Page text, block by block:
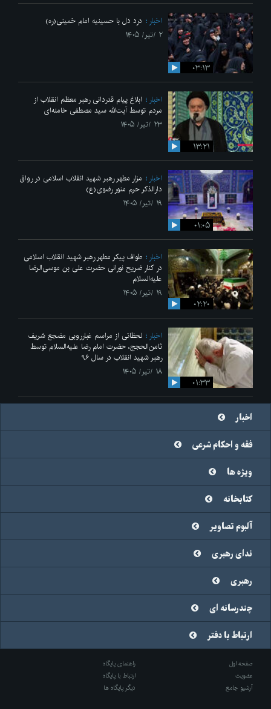
۰۳:۱۳
اخبار
درد دل با حسینیه امام خمینی(ره)
۲ /تیر/ ۱۴۰۵
۱۳:۲۱
اخبار
ابلاغ پیام قدردانی رهبر معظم انقلاب از
مردم توسط آیت‌الله سید مصطفی خامنه‌ای
۲۳ /تیر/ ۱۴۰۵
۰۱:۰۵
اخبار
مزار مطهر رهبر شهید انقلاب اسلامی در رواق
دارالذکر حرم منور رضوی(ع)
۱۹ /تیر/ ۱۴۰۵
۰۲:۲۰
اخبار
طواف پیکر مطهر رهبر شهید انقلاب اسلامی
در کنار ضریح نورانی حضرت علی‌ بن موسی‌الرضا
علیه‌السلام
۱۹ /تیر/ ۱۴۰۵
۰۱:۳۳
اخبار
لحظاتی از مراسم غبارروبی مضجع شریف
ثامن‌الحجج، حضرت امام رضا علیه‌السلام توسط
رهبر شهید انقلاب در سال ۹۶
۱۸ /تیر/ ۱۴۰۵
اخبار
فقه و احکام شرعی
ویژه ها
کتابخانه
آلبوم تصاویر
ندای رهبری
رهبری
چندرسانه ای
ارتباط با دفتر
صفحه اول
راهنمای پایگاه
عضویت
ارتباط با پایگاه
آرشیو جامع
دیگر پایگاه ها